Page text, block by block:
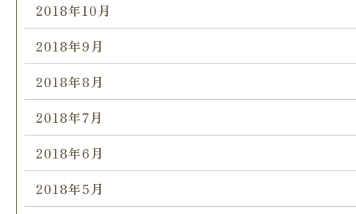
2018年10月
2018年9月
2018年8月
2018年7月
2018年6月
2018年5月